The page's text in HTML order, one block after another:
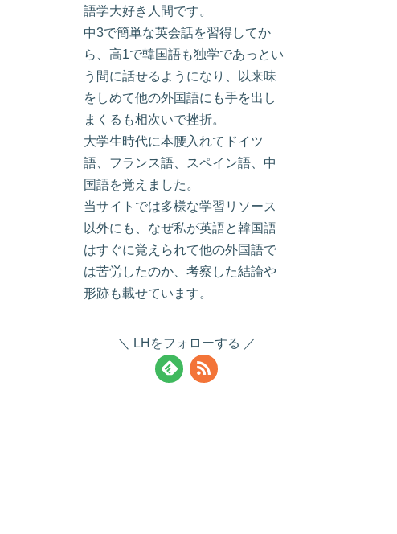
語学大好き人間です。
中3で簡単な英会話を習得してか
ら、高1で韓国語も独学であっとい
う間に話せるようになり、以来味
をしめて他の外国語にも手を出し
まくるも相次いで挫折。
大学生時代に本腰入れてドイツ
語、フランス語、スペイン語、中
国語を覚えました。
当サイトでは多様な学習リソース
以外にも、なぜ私が英語と韓国語
はすぐに覚えられて他の外国語で
は苦労したのか、考察した結論や
形跡も載せています。
LHをフォローする